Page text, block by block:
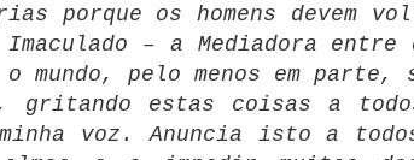
porque os homens devem
Imaculado – a Mediadora entre
o mundo, pelo menos em parte,
gritando estas coisas a
voz. Anuncia isto a